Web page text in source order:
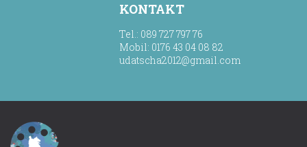
KONTAKT
Tel.: 089 727 797 76
Mobil: 0176 43 04 08 82
udatscha2012@gmail.com